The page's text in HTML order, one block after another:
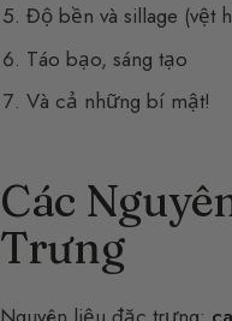
Độ bền và sillage (vệt
Táo bạo, sáng tạo
Và cả những bí mật!
Các
Trưng